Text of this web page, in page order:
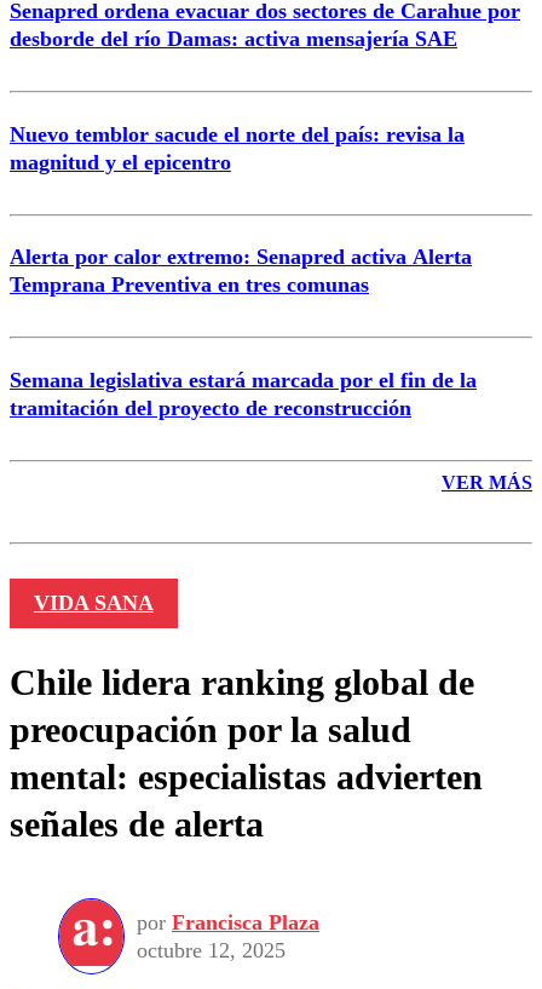
Correo
Senapred ordena evacuar dos sectores de Carahue por
desborde del río Damas: activa mensajería SAE
Nuevo temblor sacude el norte del país: revisa la
magnitud y el epicentro
Alerta por calor extremo: Senapred activa Alerta
Temprana Preventiva en tres comunas
Semana legislativa estará marcada por el fin de la
tramitación del proyecto de reconstrucción
VER MÁS
VIDA SANA
Chile lidera ranking global de
preocupación por la salud
mental: especialistas advierten
señales de alerta
por Francisca Plaza
octubre 12, 2025